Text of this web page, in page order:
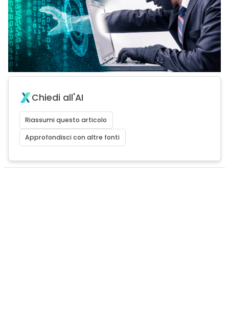
Chiedi all'AI
Riassumi questo articolo
Approfondisci con altre fonti